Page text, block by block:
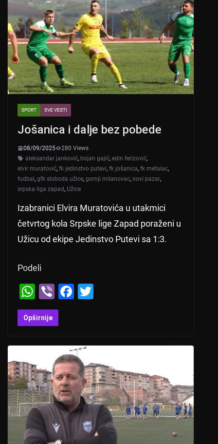
SPORT SVE VESTI
Jošanica i dalje bez pobede
08/09/2025
280 Views
aleksandar janković, bojan gajić, edin ferizović,
elvir muratović, fk jedinstvo putevi, fk jošanica, fk metalac,
fudbal, gfk sloboda užice, gornji milanovac, novi pazar,
srpska liga zapad, Užice
Izabranici Elvira Muratovića u utakmici
četvrtog kola Srpske lige Zapad poraženi u
Užicu od ekipe Jedinstvo Putevi sa 1:3.
Podeli
W
h
at
p
p
Vi
b
er
F
b
o
o
k
Opširnije